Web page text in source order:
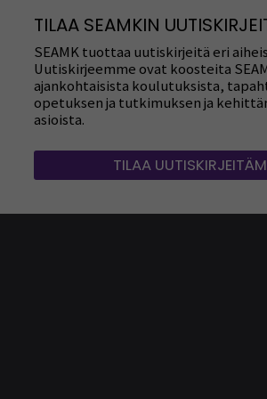
TILAA SEAMKIN
SEAMK tuottaa uutiskirjeitä eri
Uutiskirjeemme ovat koosteita
ajankohtaisista koulutuksista,
opetuksen ja tutkimuksen ja
asioista.
TILAA